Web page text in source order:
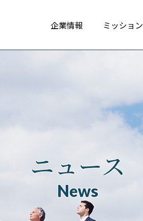
企業情報 ミッション
ニュース
News